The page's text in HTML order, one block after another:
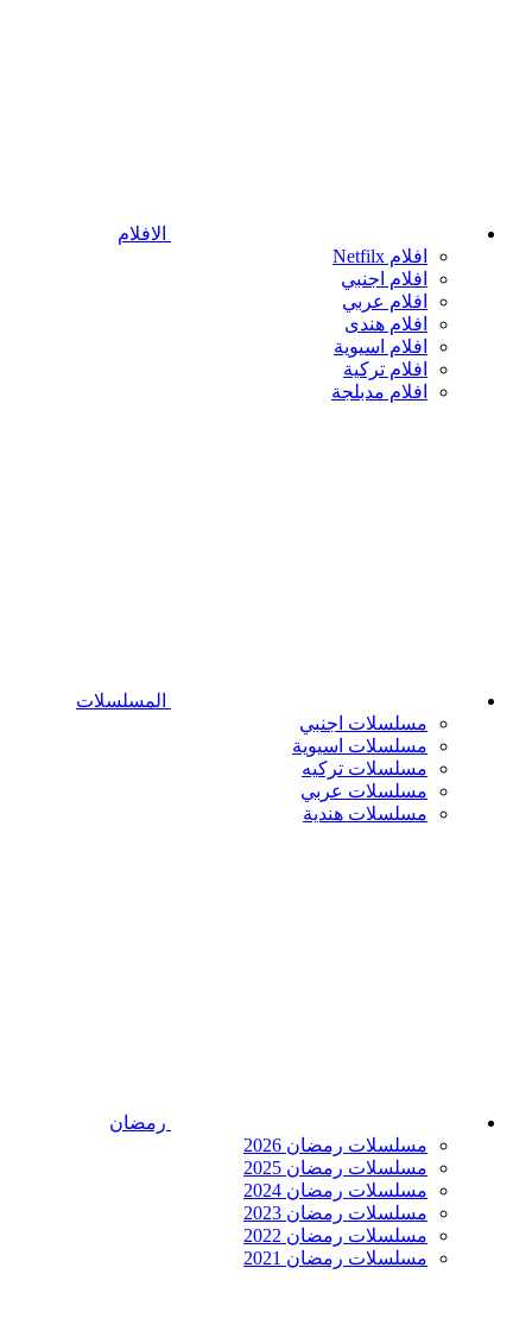
الافلام
افلام Netfilx
افلام اجنبي
افلام عربي
افلام هندى
افلام اسيوية
افلام تركية
افلام مدبلجة
المسلسلات
مسلسلات اجنبي
مسلسلات اسيوية
مسلسلات تركيه
مسلسلات عربي
مسلسلات هندية
رمضان
مسلسلات رمضان 2026
مسلسلات رمضان 2025
مسلسلات رمضان 2024
مسلسلات رمضان 2023
مسلسلات رمضان 2022
مسلسلات رمضان 2021